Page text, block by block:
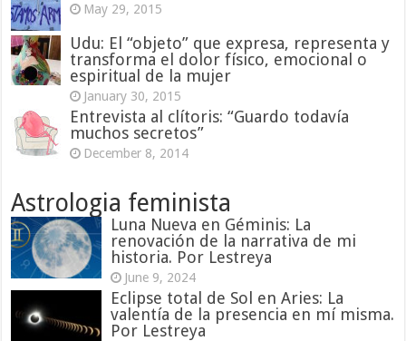
May 29, 2015
Udu: El “objeto” que expresa, representa y
transforma el dolor físico, emocional o
espiritual de la mujer
January 30, 2015
Entrevista al clítoris: “Guardo todavía
muchos secretos”
December 8, 2014
Astrologia feminista
Luna Nueva en Géminis: La
renovación de la narrativa de mi
historia. Por Lestreya
June 9, 2024
Eclipse total de Sol en Aries: La
valentía de la presencia en mí misma.
Por Lestreya